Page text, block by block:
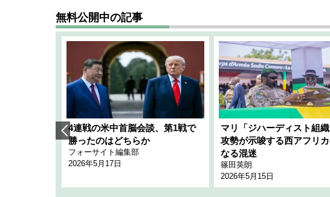
無料公開中の記事
4連戦の米中首脳会談、第1戦で
勝ったのはどちらか
フォーサイト編集部
2026年5月17日
マリ「ジハーディスト組
攻勢が示唆する西アフリ
なる混迷
篠田英朗
2026年5月15日